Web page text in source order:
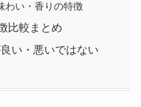
わい・香りの特徴
比較まとめ
い・悪いではない